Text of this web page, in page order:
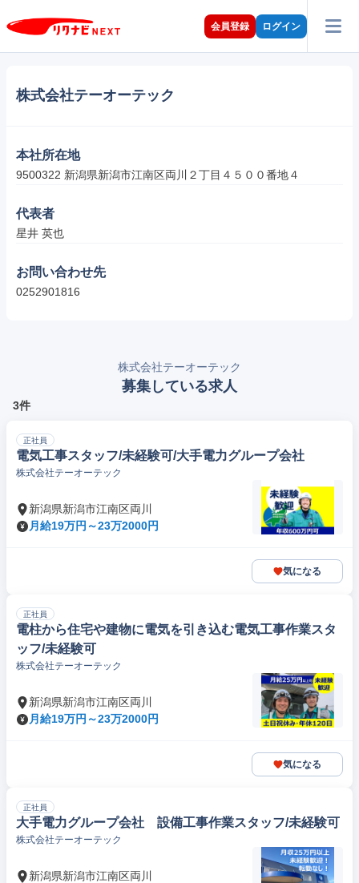
会員登録 ログイン
株式会社テーオーテック
本社所在地
9500322 新潟県新潟市江南区両川２丁目４５００番地４
代表者
星井 英也
お問い合わせ先
0252901816
株式会社テーオーテック
募集している求人
3件
正社員
電気工事スタッフ/未経験可/大手電力グループ会社
株式会社テーオーテック
新潟県新潟市江南区両川
月給19万円～23万2000円
気になる
正社員
電柱から住宅や建物に電気を引き込む電気工事作業スタ
ッフ/未経験可
株式会社テーオーテック
新潟県新潟市江南区両川
月給19万円～23万2000円
気になる
正社員
大手電力グループ会社 設備工事作業スタッフ/未経験可
株式会社テーオーテック
新潟県新潟市江南区両川